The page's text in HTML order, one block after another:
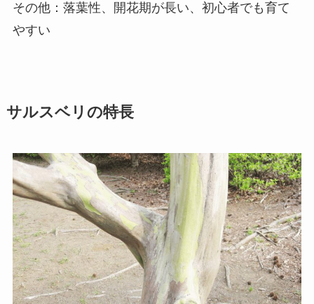
その他：落葉性、開花期が長い、初心者でも育て
やすい
サルスベリの特長